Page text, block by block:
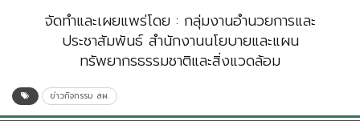
จัดทำและเผยแพร่โดย : กลุ่มงานอำนวยการและ
ประชาสัมพันธ์ สำนักงานนโยบายและแผน
ทรัพยากรธรรมชาติและสิ่งแวดล้อม
ข่าวกิจกรรม สผ.